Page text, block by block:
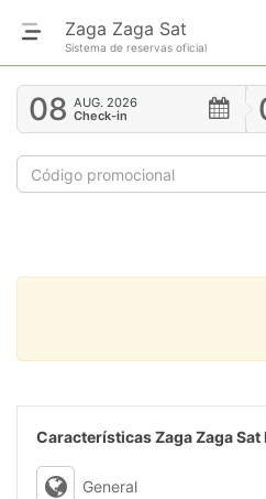
Zaga Zaga Sat
Sistema de reservas oficial
08 AUG. 2026
Check-in
Características Zaga Zaga Sat
General